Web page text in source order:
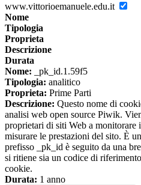
www.vittorioemanuele.edu.it
Nome
Tipologia
Proprieta
Descrizione
Durata
Nome: _pk_id.1.59f5
Tipologia: analitico
Proprieta: Prime Parti
Descrizione: Questo nome di
analisi web open source Piwik.
proprietari di siti Web a monitorare
misurare le prestazioni del sito. È
prefisso _pk_id è seguito da una
si ritiene sia un codice di
cookie.
Durata: 1 anno